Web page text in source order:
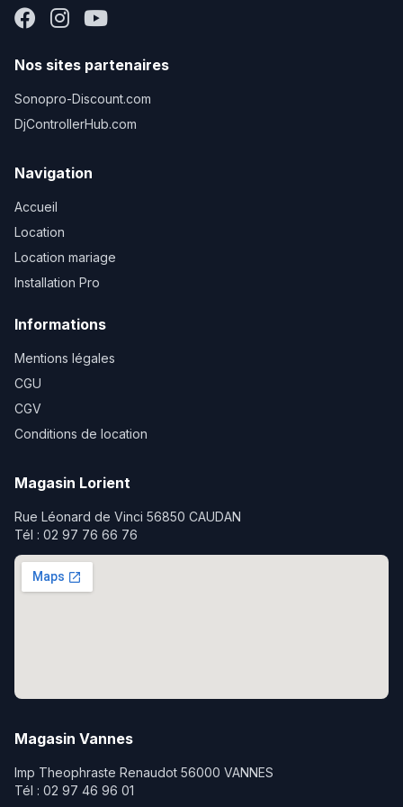
Nos sites partenaires
Sonopro-Discount.com
DjControllerHub.com
Navigation
Accueil
Location
Location mariage
Installation Pro
Informations
Mentions légales
CGU
CGV
Conditions de location
Magasin Lorient
Rue Léonard de Vinci 56850 CAUDAN
Tél : 02 97 76 66 76
Magasin Vannes
Imp Theophraste Renaudot 56000 VANNES
Tél : 02 97 46 96 01